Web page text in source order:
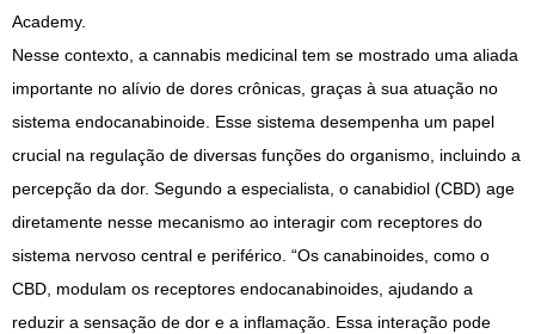
Academy.
Nesse contexto, a cannabis medicinal tem se mostrado uma aliada
importante no alívio de dores crônicas, graças à sua atuação no
sistema endocanabinoide. Esse sistema desempenha um papel
crucial na regulação de diversas funções do organismo, incluindo a
percepção da dor. Segundo a especialista, o canabidiol (CBD) age
diretamente nesse mecanismo ao interagir com receptores do
sistema nervoso central e periférico. “Os canabinoides, como o
CBD, modulam os receptores endocanabinoides, ajudando a
reduzir a sensação de dor e a inflamação. Essa interação pode